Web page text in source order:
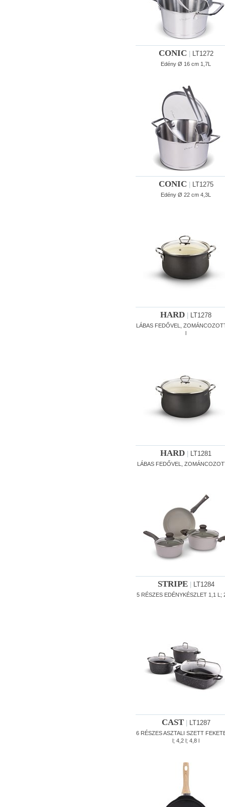
CONIC LT1272
Edény Ø 16 cm 1,7L
CONIC LT1275
Edény Ø 22 cm 4,3L
HARD LT1278
LÁBAS FEDŐVEL,
l
HARD LT1281
LÁBAS FEDŐVEL,
STRIPE| LT1284
5 RÉSZES EDÉNYKÉSZLET 1,1 L;
CAST LT1287
6 RÉSZES ASZTALI SZETT
l; 4,2 l; 4,8 l